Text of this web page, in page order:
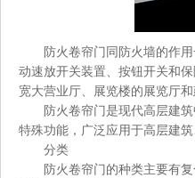
防火卷帘门 同防火墙的作
动速放开关装置、按钮开关和
宽大营业厅、展览楼的展览厅
防火卷帘门是现代高层建
特殊功能，广泛应用于高层建
分类
防火卷帘门 的种类主要有